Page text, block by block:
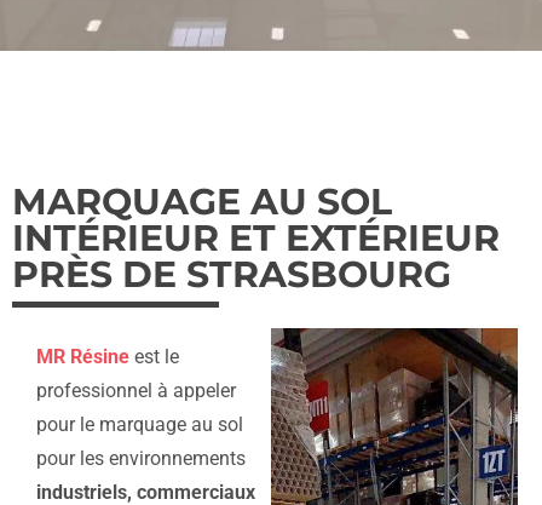
MARQUAGE AU SOL
INTÉRIEUR ET EXTÉRIEUR
PRÈS DE STRASBOURG
MR Résine est le
professionnel à appeler
pour le marquage au sol
pour les environnements
industriels, commerciaux